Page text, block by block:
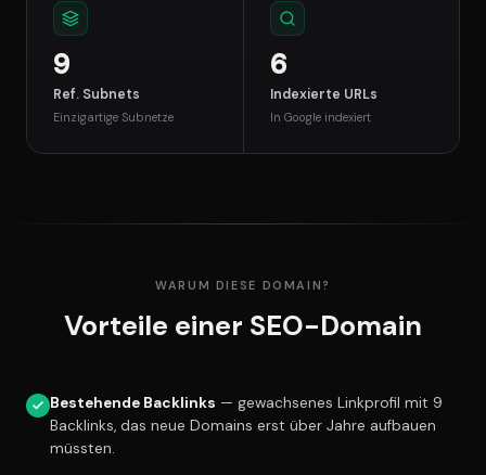
9
Ref. Subnets
Einzigartige Subnetze
6
Indexierte URLs
In Google indexiert
WARUM DIESE DOMAIN?
Vorteile einer SEO-Domain
Bestehende Backlinks — gewachsenes Linkprofil mit 9
Backlinks, das neue Domains erst über Jahre aufbauen
müssten.